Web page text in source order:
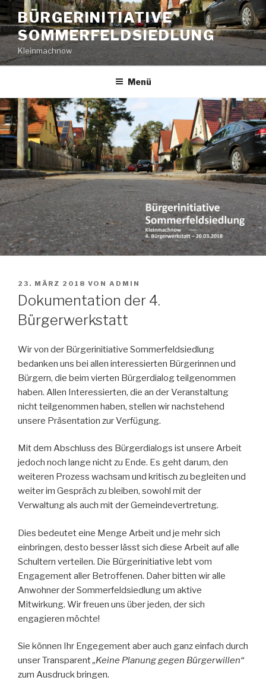
Zum
Inhalt
springen
BÜRGERINITIATIVE
SOMMERFELDSIEDLUNG
Kleinmachnow
Menü
VERÖFFENTLICHT
AM
23. MÄRZ 2018 VON ADMIN
Dokumentation der 4.
Bürgerwerkstatt
Wir von der Bürgerinitiative Sommerfeldsiedlung
bedanken uns bei allen interessierten Bürgerinnen und
Bürgern, die beim vierten Bürgerdialog teilgenommen
haben. Allen Interessierten, die an der Veranstaltung
nicht teilgenommen haben, stellen wir nachstehend
unsere Präsentation zur Verfügung.
Mit dem Abschluss des Bürgerdialogs ist unsere Arbeit
jedoch noch lange nicht zu Ende. Es geht darum, den
weiteren Prozess wachsam und kritisch zu begleiten und
weiter im Gespräch zu bleiben, sowohl mit der
Verwaltung als auch mit der Gemeindevertretung.
Dies bedeutet eine Menge Arbeit und je mehr sich
einbringen, desto besser lässt sich diese Arbeit auf alle
Schultern verteilen. Die Bürgerinitiative lebt vom
Engagement aller Betroffenen. Daher bitten wir alle
Anwohner der Sommerfeldsiedlung um aktive
Mitwirkung. Wir freuen uns über jeden, der sich
engagieren möchte!
Sie können Ihr Engegement aber auch ganz einfach durch
unser Transparent„Keine Planung gegen Bürgerwillen“
zum Ausdruck bringen.